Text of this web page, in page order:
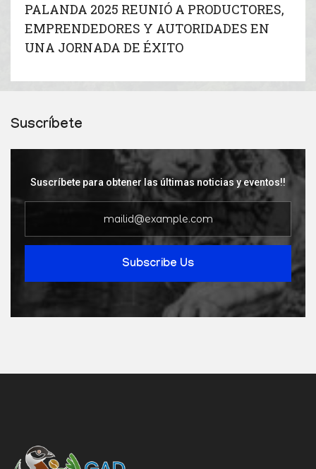
PALANDA 2025 REUNIÓ A PRODUCTORES,
EMPRENDEDORES Y AUTORIDADES EN
UNA JORNADA DE ÉXITO
Suscríbete
Suscríbete para obtener las últimas noticias y eventos!!
Subscribe Us